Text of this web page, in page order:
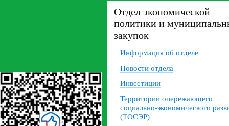
Отдел экономической
политики и
закупок
Информация об отделе
Новости отдела
Инвестиции
Территории опережающего
социально-экономического
(ТОСЭР)